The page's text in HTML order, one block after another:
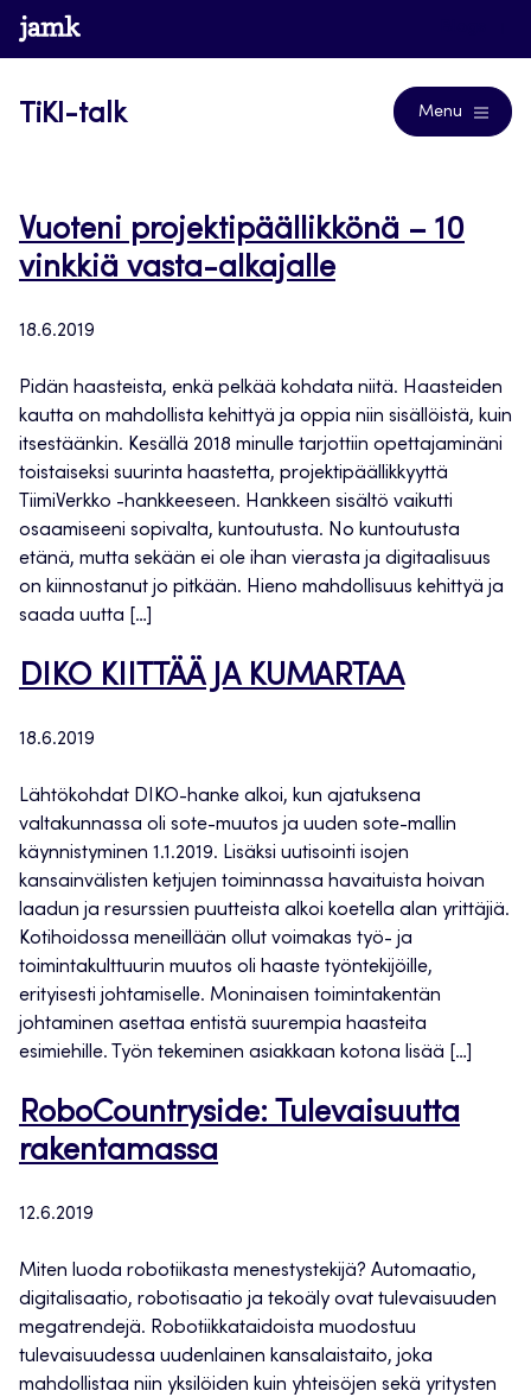
Siirry
suoraan
www.jamk.fi
TiKI-talk Menu
Vuoteni projektipäällikkönä – 10
vinkkiä vasta-alkajalle
18.6.2019
Pidän haasteista, enkä pelkää kohdata niitä. Haasteiden
kautta on mahdollista kehittyä ja oppia niin sisällöistä, kuin
itsestäänkin. Kesällä 2018 minulle tarjottiin opettajaminäni
toistaiseksi suurinta haastetta, projektipäällikkyyttä
TiimiVerkko -hankkeeseen. Hankkeen sisältö vaikutti
osaamiseeni sopivalta, kuntoutusta. No kuntoutusta
etänä, mutta sekään ei ole ihan vierasta ja digitaalisuus
on kiinnostanut jo pitkään. Hieno mahdollisuus kehittyä ja
saada uutta […]
DIKO KIITTÄÄ JA KUMARTAA
18.6.2019
Lähtökohdat DIKO-hanke alkoi, kun ajatuksena
valtakunnassa oli sote-muutos ja uuden sote-mallin
käynnistyminen 1.1.2019. Lisäksi uutisointi isojen
kansainvälisten ketjujen toiminnassa havaituista hoivan
laadun ja resurssien puutteista alkoi koetella alan yrittäjiä.
Kotihoidossa meneillään ollut voimakas työ- ja
toimintakulttuurin muutos oli haaste työntekijöille,
erityisesti johtamiselle. Moninaisen toimintakentän
johtaminen asettaa entistä suurempia haasteita
esimiehille. Työn tekeminen asiakkaan kotona lisää […]
RoboCountryside: Tulevaisuutta
rakentamassa
12.6.2019
Miten luoda robotiikasta menestystekijä? Automaatio,
digitalisaatio, robotisaatio ja tekoäly ovat tulevaisuuden
megatrendejä. Robotiikkataidoista muodostuu
tulevaisuudessa uudenlainen kansalaistaito, joka
mahdollistaa niin yksilöiden kuin yhteisöjen sekä yritysten